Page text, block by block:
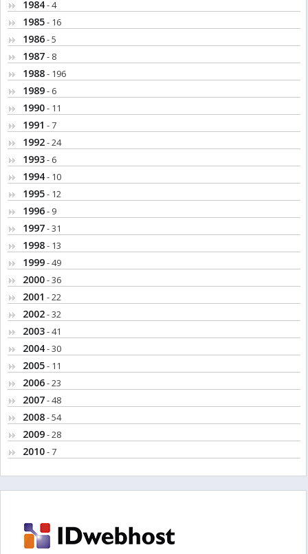
1984- 4
1985- 16
1986- 5
1987- 8
1988- 196
1989- 6
1990- 11
1991 - 7
1992- 24
1993- 6
1994- 10
1995- 12
1996- 9
1997- 31
1998- 13
1999- 49
2000- 36
2001 - 22
2002- 32
2003- 41
2004- 30
2005- 11
2006- 23
2007- 48
2008- 54
2009- 28
2010- 7